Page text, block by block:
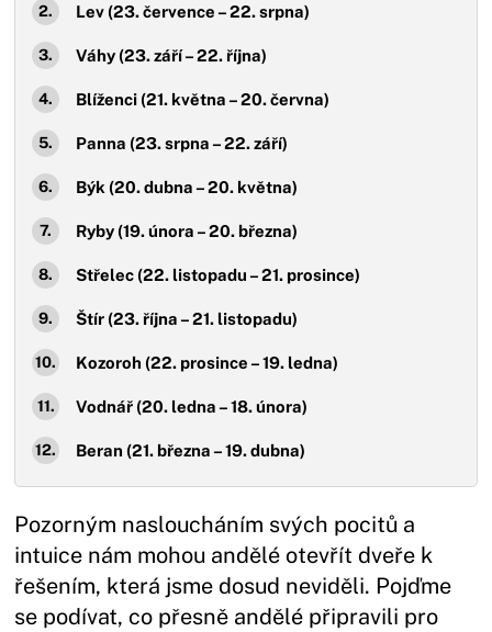
Lev (23. července – 22. srpna)
Váhy (23. září – 22. října)
Blíženci (21. května – 20. června)
Panna (23. srpna – 22. září)
Býk (20. dubna – 20. května)
Ryby (19. února – 20. března)
Střelec (22. listopadu – 21. prosince)
Štír (23. října – 21. listopadu)
Kozoroh (22. prosince – 19. ledna)
Vodnář (20. ledna – 18. února)
Beran (21. března – 19. dubna)
Pozorným nasloucháním svých pocitů a
intuice nám mohou andělé otevřít dveře k
řešením, která jsme dosud neviděli. Pojďme
se podívat, co přesně andělé připravili pro